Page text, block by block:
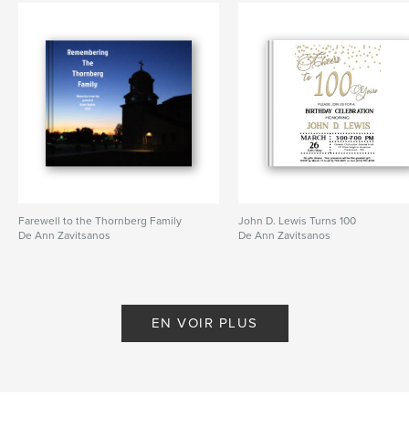
Farewell to the Thornberg Family
De Ann Zavitsanos
John D. Lewis Turns 100
De Ann Zavitsanos
EN VOIR PLUS